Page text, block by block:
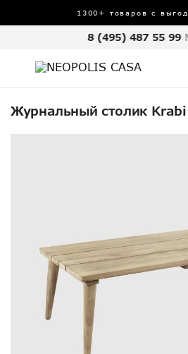
1300+ товаров с
8 (495) 487 55 99
Журнальный столик Krabi